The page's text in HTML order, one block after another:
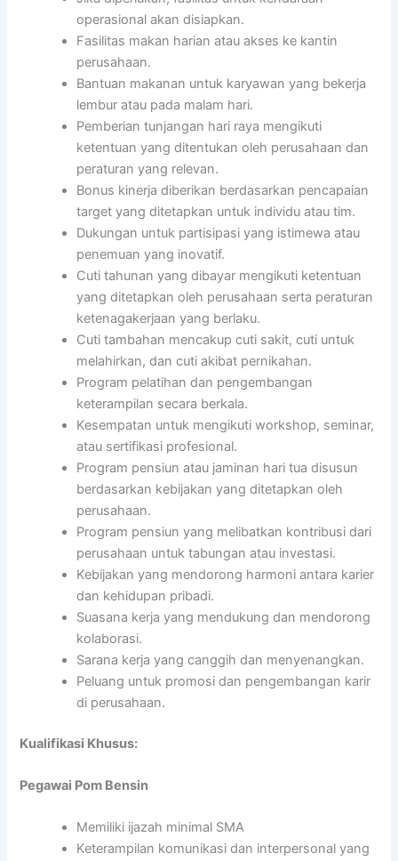
operasional akan disiapkan.
Fasilitas makan harian atau akses ke kantin
perusahaan.
Bantuan makanan untuk karyawan yang bekerja
lembur atau pada malam hari.
Pemberian tunjangan hari raya mengikuti
ketentuan yang ditentukan oleh perusahaan dan
peraturan yang relevan.
Bonus kinerja diberikan berdasarkan pencapaian
target yang ditetapkan untuk individu atau tim.
Dukungan untuk partisipasi yang istimewa atau
penemuan yang inovatif.
Cuti tahunan yang dibayar mengikuti ketentuan
yang ditetapkan oleh perusahaan serta peraturan
ketenagakerjaan yang berlaku.
Cuti tambahan mencakup cuti sakit, cuti untuk
melahirkan, dan cuti akibat pernikahan.
Program pelatihan dan pengembangan
keterampilan secara berkala.
Kesempatan untuk mengikuti workshop, seminar,
atau sertifikasi profesional.
Program pensiun atau jaminan hari tua disusun
berdasarkan kebijakan yang ditetapkan oleh
perusahaan.
Program pensiun yang melibatkan kontribusi dari
perusahaan untuk tabungan atau investasi.
Kebijakan yang mendorong harmoni antara karier
dan kehidupan pribadi.
Suasana kerja yang mendukung dan mendorong
kolaborasi.
Sarana kerja yang canggih dan menyenangkan.
Peluang untuk promosi dan pengembangan karir
di perusahaan.
Kualifikasi Khusus:
Pegawai Pom Bensin
Memiliki ijazah minimal SMA
Keterampilan komunikasi dan interpersonal yang